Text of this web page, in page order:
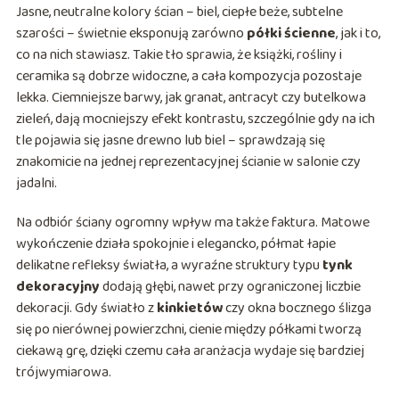
Jasne, neutralne kolory ścian – biel, ciepłe beże, subtelne
szarości – świetnie eksponują zarówno półki ścienne, jak i to,
co na nich stawiasz. Takie tło sprawia, że książki, rośliny i
ceramika są dobrze widoczne, a cała kompozycja pozostaje
lekka. Ciemniejsze barwy, jak granat, antracyt czy butelkowa
zieleń, dają mocniejszy efekt kontrastu, szczególnie gdy na ich
tle pojawia się jasne drewno lub biel – sprawdzają się
znakomicie na jednej reprezentacyjnej ścianie w salonie czy
jadalni.
Na odbiór ściany ogromny wpływ ma także faktura. Matowe
wykończenie działa spokojnie i elegancko, półmat łapie
delikatne refleksy światła, a wyraźne struktury typutynk
dekoracyjnydodają głębi, nawet przy ograniczonej liczbie
dekoracji. Gdy światło zkinkietówczy okna bocznego ślizga
się po nierównej powierzchni, cienie między półkami tworzą
ciekawą grę, dzięki czemu cała aranżacja wydaje się bardziej
trójwymiarowa.